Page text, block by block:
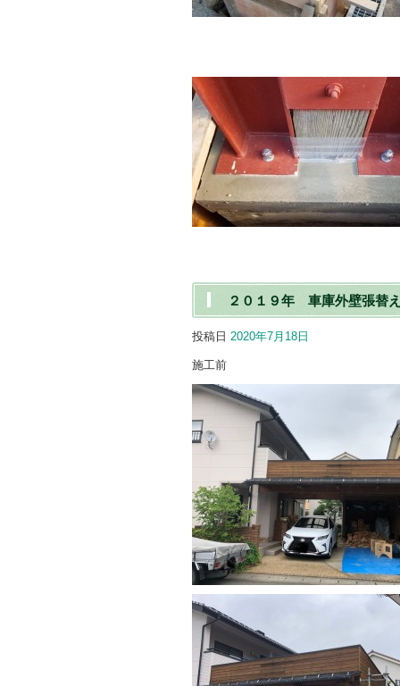
２０１９年 車庫外壁張替
投稿日 2020年7月18日
施工前 施工